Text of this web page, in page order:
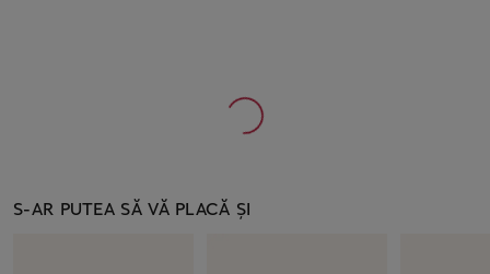
S-AR PUTEA SĂ VĂ PLACĂ ȘI